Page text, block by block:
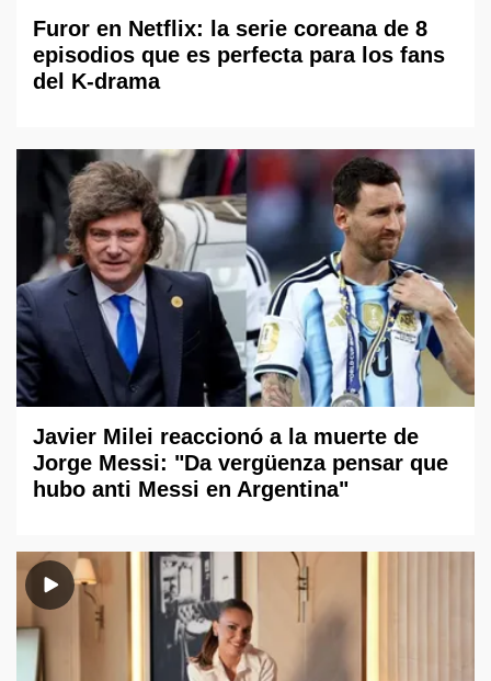
Furor en Netflix: la serie coreana de 8
episodios que es perfecta para los fans
del K-drama
Javier Milei reaccionó a la muerte de
Jorge Messi: "Da vergüenza pensar que
hubo anti Messi en Argentina"